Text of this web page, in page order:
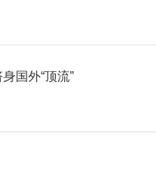
国外“顶流”